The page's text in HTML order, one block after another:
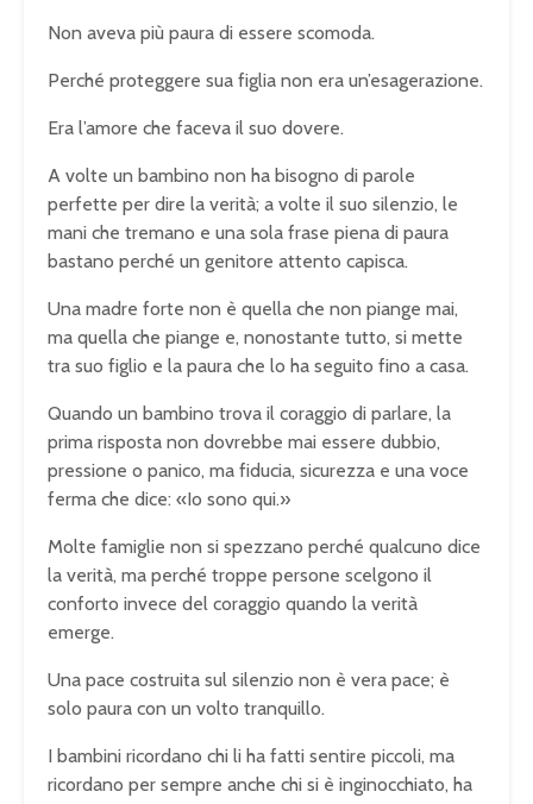
Non aveva più paura di essere scomoda.
Perché proteggere sua figlia non era un’esagerazione.
Era l’amore che faceva il suo dovere.
A volte un bambino non ha bisogno di parole
perfette per dire la verità; a volte il suo silenzio, le
mani che tremano e una sola frase piena di paura
bastano perché un genitore attento capisca.
Una madre forte non è quella che non piange mai,
ma quella che piange e, nonostante tutto, si mette
tra suo figlio e la paura che lo ha seguito fino a casa.
Quando un bambino trova il coraggio di parlare, la
prima risposta non dovrebbe mai essere dubbio,
pressione o panico, ma fiducia, sicurezza e una voce
ferma che dice: «Io sono qui.»
Molte famiglie non si spezzano perché qualcuno dice
la verità, ma perché troppe persone scelgono il
conforto invece del coraggio quando la verità
emerge.
Una pace costruita sul silenzio non è vera pace; è
solo paura con un volto tranquillo.
I bambini ricordano chi li ha fatti sentire piccoli, ma
ricordano per sempre anche chi si è inginocchiato, ha